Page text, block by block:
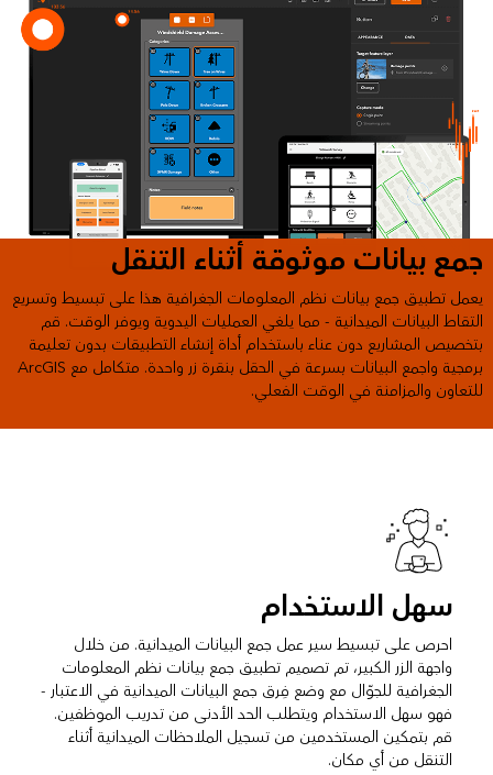
جمع بيانات موثوقة أثناء التنقل
يعمل تطبيق جمع بيانات نظم المعلومات الجغرافية هذا على تبسيط وتسريع
التقاط البيانات الميدانية - مما يلغي العمليات اليدوية ويوفر الوقت. قم
بتخصيص المشاريع دون عناء باستخدام أداة إنشاء التطبيقات بدون ‫تعليمة
برمجية واجمع البيانات بسرعة في الحقل بنقرة زر واحدة. متكامل مع ArcGIS
للتعاون والمزامنة في الوقت الفعلي.
سهل الاستخدام
احرص على تبسيط سير عمل جمع البيانات الميدانية. من خلال
واجهة الزر الكبير، تم تصميم تطبيق جمع بيانات نظم المعلومات
الجغرافية للجوّال مع وضع فِرق جمع البيانات الميدانية في الاعتبار -
فهو سهل الاستخدام ويتطلب الحد الأدنى من تدريب الموظفين.
قم بتمكين المستخدمين من تسجيل الملاحظات الميدانية أثناء
التنقل من أي مكان.